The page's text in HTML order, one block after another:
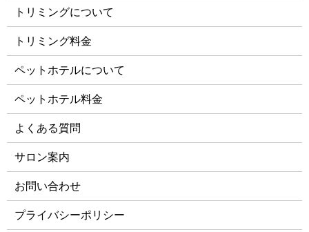
トリミングについて
トリミング料金
ペットホテルについて
ペットホテル料金
よくある質問
サロン案内
お問い合わせ
プライバシーポリシー